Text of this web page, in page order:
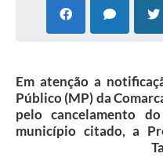
Em atenção a
Público (MP) da
pelo cancelamento
município citado, a